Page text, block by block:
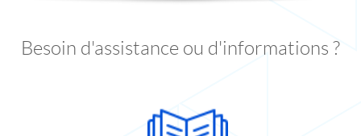
Besoin d'assistance ou d'informations ?